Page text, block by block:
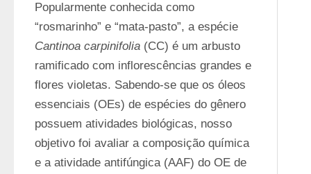
Popularmente conhecida como
Cantinoa carpinifolia (CC) é um arbusto
ramificado com inflorescências grandes e
flores violetas. Sabendo-se que os óleos
essenciais (OEs) de espécies do gênero
possuem atividades biológicas, nosso
objetivo foi avaliar a composição química
e a atividade antifúngica (AAF) do OE de